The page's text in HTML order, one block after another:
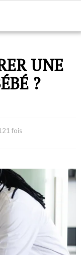
UNE
?
fois